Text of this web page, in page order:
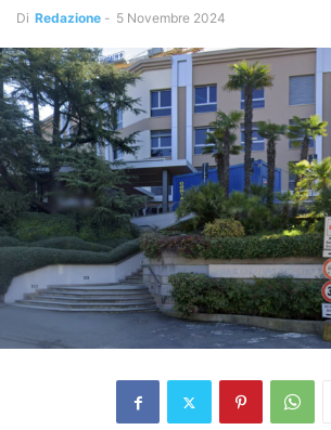
Di Redazione - 5 Novembre 2024